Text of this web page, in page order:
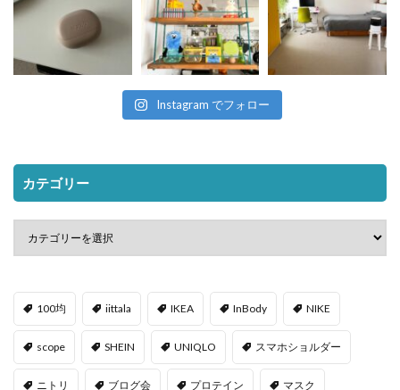
Instagram でフォロー
カテゴリー
100均 iittala IKEA InBody NIKE
scope SHEIN UNIQLO スマホショルダー
ニトリ ブログ会 プロテイン マスク